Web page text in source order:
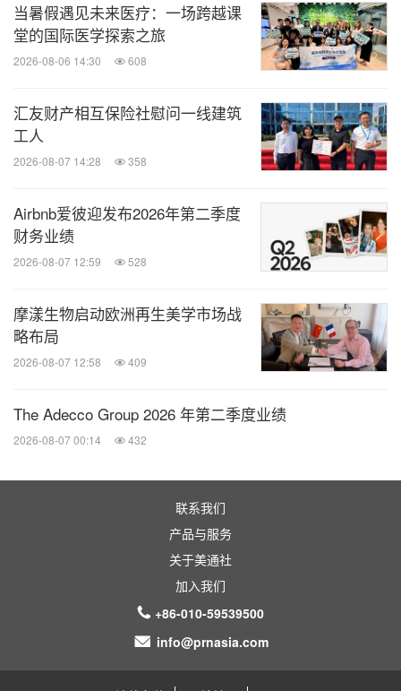
当暑假遇见未来医疗：一场跨越课
堂的国际医学探索之旅
2026-08-06 14:30 608
汇友财产相互保险社慰问一线建筑
工人
2026-08-07 14:28 358
Airbnb爱彼迎发布2026年第二季度
财务业绩
2026-08-07 12:59 528
摩漾生物启动欧洲再生美学市场战
略布局
2026-08-07 12:58 409
The Adecco Group 2026 年第二季度业绩
2026-08-07 00:14 432
联系我们
产品与服务
关于美通社
加入我们
+86-010-59539500
info@prnasia.com